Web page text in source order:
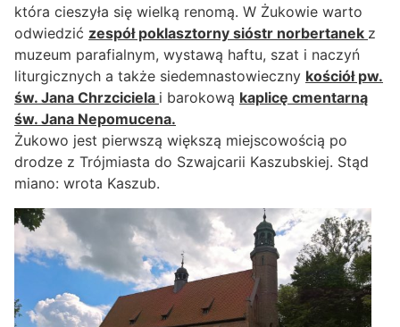
która cieszyła się wielką renomą. W Żukowie warto
odwiedzić zespół poklasztorny sióstr norbertanek z
muzeum parafialnym, wystawą haftu, szat i naczyń
liturgicznych a także siedemnastowieczny kościół pw.
św. Jana Chrzciciela i barokową kaplicę cmentarną
św. Jana Nepomucena.
Żukowo jest pierwszą większą miejscowością po
drodze z Trójmiasta do Szwajcarii Kaszubskiej. Stąd
miano: wrota Kaszub.